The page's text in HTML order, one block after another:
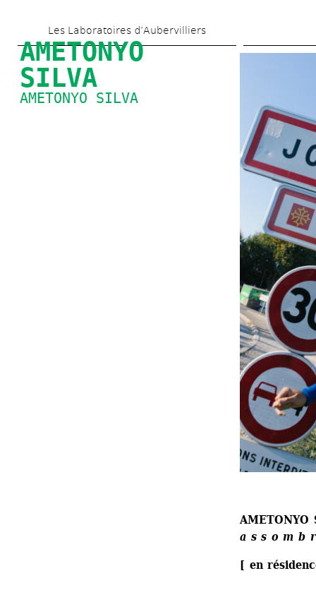
au
contenu
principal
Les Laboratoires d’Aubervilliers
AMETONYO
SILVA
AMETONYO SILVA
AMETONYO
a s s o m b
[ en